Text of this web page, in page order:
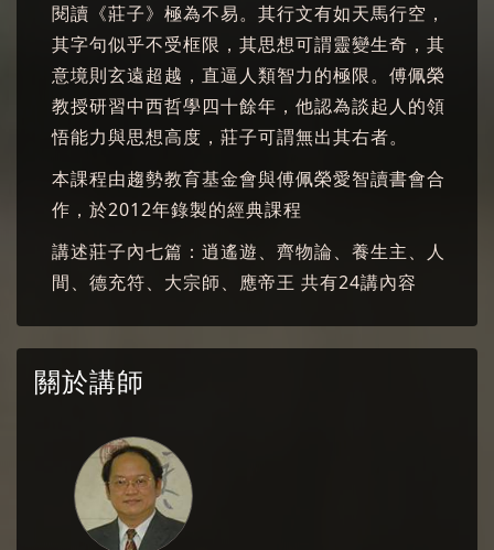
閱讀《莊子》極為不易。其行文有如天馬行空，
其字句似乎不受框限，其思想可謂靈變生奇，其
意境則玄遠超越，直逼人類智力的極限。傅佩榮
教授研習中西哲學四十餘年，他認為談起人的領
悟能力與思想高度，莊子可謂無出其右者。
本課程由趨勢教育基金會與傅佩榮愛智讀書會合
作，於2012年錄製的經典課程
講述莊子內七篇：逍遙遊、齊物論、養生主、人
間、德充符、大宗師、應帝王 共有24講內容
關於講師